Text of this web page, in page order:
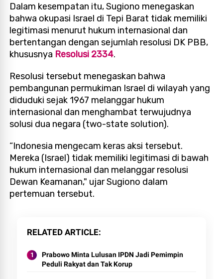
Dalam kesempatan itu, Sugiono menegaskan
bahwa okupasi Israel di Tepi Barat tidak memiliki
legitimasi menurut hukum internasional dan
bertentangan dengan sejumlah resolusi DK PBB,
khususnya Resolusi 2334.
Resolusi tersebut menegaskan bahwa
pembangunan permukiman Israel di wilayah yang
diduduki sejak 1967 melanggar hukum
internasional dan menghambat terwujudnya
solusi dua negara (two-state solution).
“Indonesia mengecam keras aksi tersebut.
Mereka (Israel) tidak memiliki legitimasi di bawah
hukum internasional dan melanggar resolusi
Dewan Keamanan," ujar Sugiono dalam
pertemuan tersebut.
RELATED ARTICLE
Prabowo Minta Lulusan IPDN Jadi Pemimpin
Peduli Rakyat dan Tak Korup